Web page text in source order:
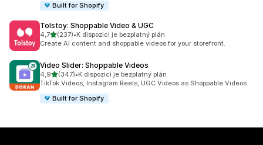
Built for Shopify
Tolstoy: Shoppable Video & UGC
4,7z 5 hvězd
(237)
Celkový počet recenzí: 237
•K dispozici je bezplatný plán
Create AI content and shoppable videos for your storefront.
Video Slider: Shoppable Videos
4,9z 5 hvězd
(347)
Celkový počet recenzí: 347
•K dispozici je bezplatný plán
TikTok Videos, Instagram Reels, UGC Videos as Shoppable Videos
Built for Shopify